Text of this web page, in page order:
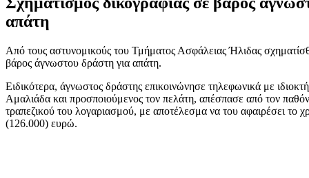
απάτη
Από τους αστυνομικούς του Τμήματος Ασφάλειας Ήλιδας
βάρος άγνωστου δράστη για απάτη.
Ειδικότερα, άγνωστος δράστης επικοινώνησε τηλεφωνικά με
Αμαλιάδα και προσποιούμενος τον πελάτη, απέσπασε από τον
τραπεζικού του λογαριασμού, με αποτέλεσμα να του αφαιρέσει το
(126.000) ευρώ.